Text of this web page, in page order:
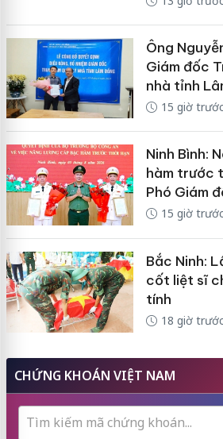
Ông
Giám đốc
nhà tỉnh
15 giờ
Ninh Bình:
hàm trước
Phó Giám
15 giờ
Bắc Ninh:
cốt liệt sĩ
tính
18 giờ
CHỨNG KHOÁN VIỆT NAM
Tìm kiếm mã chứng khoán...